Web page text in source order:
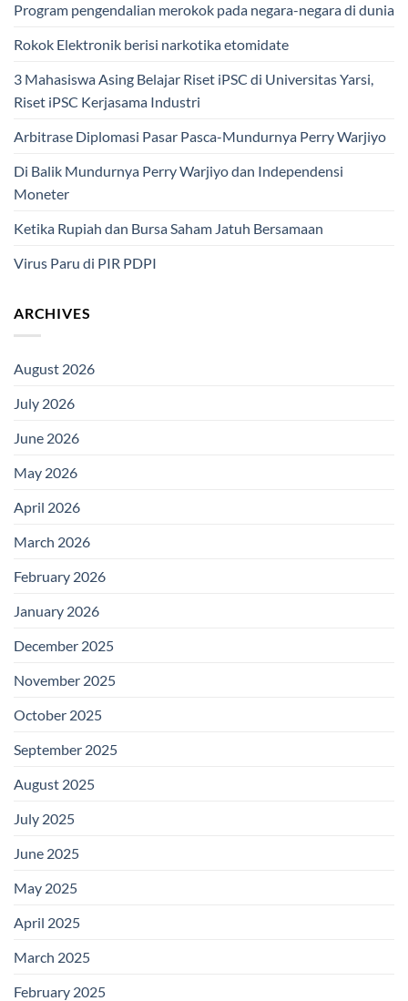
Program pengendalian merokok pada negara-negara di dunia
Rokok Elektronik berisi narkotika etomidate
3 Mahasiswa Asing Belajar Riset iPSC di Universitas Yarsi,
Riset iPSC Kerjasama Industri
Arbitrase Diplomasi Pasar Pasca-Mundurnya Perry Warjiyo
Di Balik Mundurnya Perry Warjiyo dan Independensi
Moneter
Ketika Rupiah dan Bursa Saham Jatuh Bersamaan
Virus Paru di PIR PDPI
ARCHIVES
August 2026
July 2026
June 2026
May 2026
April 2026
March 2026
February 2026
January 2026
December 2025
November 2025
October 2025
September 2025
August 2025
July 2025
June 2025
May 2025
April 2025
March 2025
February 2025